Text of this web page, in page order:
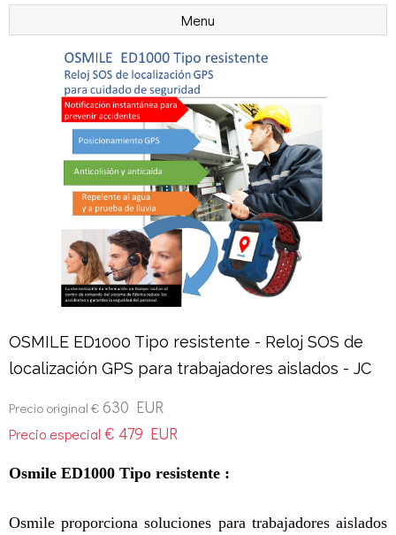
Menu
OSMILE ED1000 Tipo resistente - Reloj SOS de
localización GPS para trabajadores aislados - JC
Precio original € 630 EUR
Precio especial € 479 EUR
Osmile ED1000 Tipo resistente :
Osmile proporciona soluciones para trabajadores aislados